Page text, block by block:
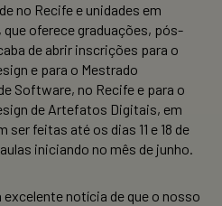
no Recife e unidades em
que oferece graduações, pós-
de abrir inscrições para o
e para o Mestrado
Software, no Recife e para o
de Artefatos Digitais, em
feitas até os dias 11 e 18 de
iniciando no mês de junho.
notícia de que o nosso